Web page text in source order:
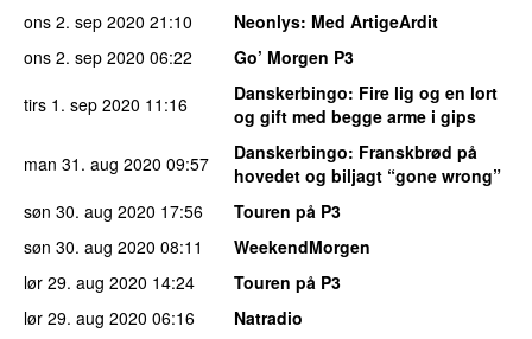
ons 2. sep 2020 21:10 Neonlys: Med ArtigeArdit
ons 2. sep 2020 06:22
Go’ Morgen P3
tirs 1. sep 2020 11:16 Danskerbingo: Fire lig og en lort
og gift med begge arme i gips
man 31. aug 2020 09:57 Danskerbingo: Franskbrød på
hovedet og biljagt “gone wrong”
søn 30. aug 2020 17:56
Touren på P3
søn 30. aug 2020 08:11
WeekendMorgen
lør 29. aug 2020 14:24
Touren på P3
lør 29. aug 2020 06:16
Natradio